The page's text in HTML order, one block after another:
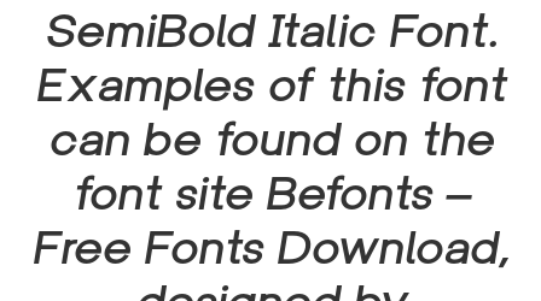
SemiBold Italic Font.
Examples of this font
can be found on the
font site Befonts –
Free Fonts Download,